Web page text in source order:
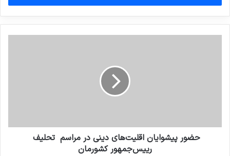
وارد
کنید
حضور پیشوایان اقلیت‌های دینی در مراسم ⁧ تحلیف ⁩
رییس‌جمهور کشورمان